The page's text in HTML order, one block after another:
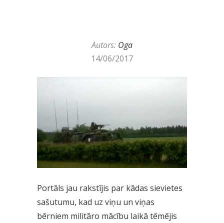
Autors: Oga
14/06/2017
Portāls jau rakstījis par kādas sievietes
sašutumu, kad uz viņu un viņas
bērniem militāro mācību laikā tēmējis